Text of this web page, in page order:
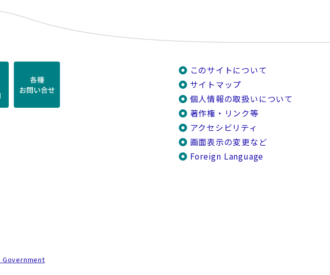
このサイトについて
サイトマップ
個人情報の取扱いについて
著作権・リンク等
アクセシビリティ
画面表示の変更など
Foreign Language